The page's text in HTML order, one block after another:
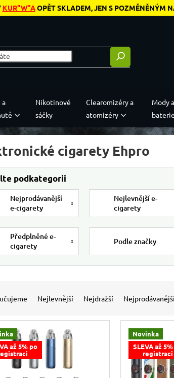
KUR"W"AOPĚT SKLADEM, JEN S POZMĚNĚNÝM
a
Nikotinové
sáčky
Clearomizéry a
atomizéry
Mody a
baterie
cigarety Ehpro
Nejprodávanější
e-cigarety
Nejlevnější e-
cigarety
Předplněné e-
cigarety
Podle značky
Nejlevnější Nejdražší
až 5% po
Novinka
SLEVA až
registraci